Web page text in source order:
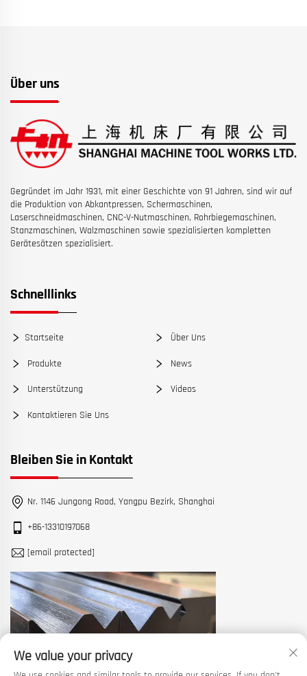
Über uns
Gegründet im Jahr 1931, mit einer Geschichte von 91 Jahren, sind wir auf
die Produktion von Abkantpressen, Schermaschinen,
Laserschneidmaschinen, CNC-V-Nutmaschinen, Rohrbiegemaschinen,
Stanzmaschinen, Walzmaschinen sowie spezialisierten kompletten
Gerätesätzen spezialisiert.
Schnelllinks
Startseite Über Uns
Produkte News
Unterstützung Videos
Kontaktieren Sie Uns
Bleiben Sie in Kontakt
Nr. 1146 Jungong Road, Yangpu Bezirk, Shanghai
+86-13310197068
[email protected]
We value your privacy